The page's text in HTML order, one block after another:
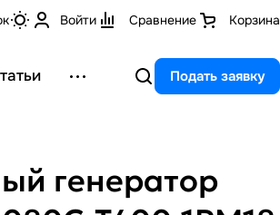
Войти Сравнение Корзина
Подать заявку
генератор